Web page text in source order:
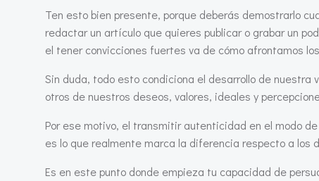
Ten esto bien presente, porque deberás demostrarlo
redactar un artículo que quieres publicar o grabar un
el tener convicciones fuertes va de cómo afrontamos
Sin duda, todo esto condiciona el desarrollo de nuestra
otros de nuestros deseos, valores, ideales y
Por ese motivo, el transmitir autenticidad en el modo
es lo que realmente marca la diferencia respecto a los
Es en este punto donde empieza tu capacidad de